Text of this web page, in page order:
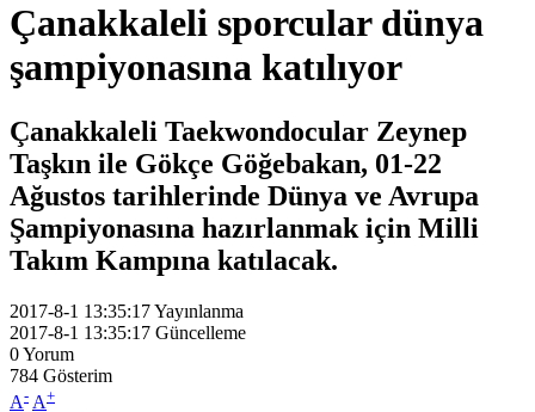
Çanakkaleli sporcular dünya
şampiyonasına katılıyor
Çanakkaleli Taekwondocular Zeynep
Taşkın ile Gökçe Göğebakan, 01-22
Ağustos tarihlerinde Dünya ve Avrupa
Şampiyonasına hazırlanmak için Milli
Takım Kampına katılacak.
2017-8-1 13:35:17Yayınlanma
2017-8-1 13:35:17 Güncelleme
0Yorum
784 Gösterim
A- A+